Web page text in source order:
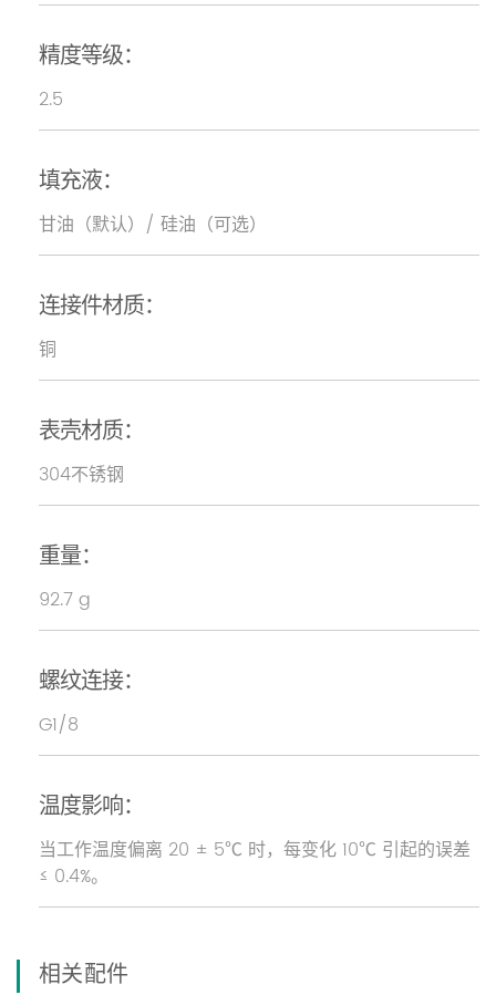
精度等级：
2.5
填充液：
甘油（默认）/ 硅油（可选）
连接件材质：
铜
表壳材质：
304不锈钢
重量：
92.7 g
螺纹连接：
G1/8
温度影响：
当工作温度偏离 20 ± 5℃ 时，每变化 10℃ 引起的误差
≤ 0.4%。
相关配件